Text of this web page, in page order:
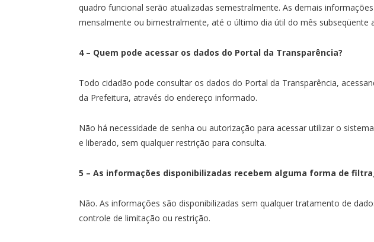
quadro funcional serão atualizadas semestralmente. As demais
mensalmente ou bimestralmente, até o último dia útil do mês subseqüente
4 – Quem pode acessar os dados do Portal da Transparência?
Todo cidadão pode consultar os dados do Portal da Transparência,
da Prefeitura, através do endereço informado.
Não há necessidade de senha ou autorização para acessar utilizar o
e liberado, sem qualquer restrição para consulta.
5 – As informações disponibilizadas recebem alguma forma de
Não. As informações são disponibilizadas sem qualquer tratamento de
controle de limitação ou restrição.